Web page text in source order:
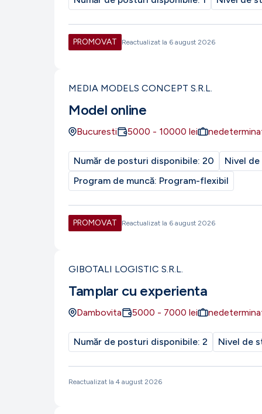
PROMOVAT Reactualizat la 6 august 2026
MEDIA MODELS CONCEPT S.R.L.
Model online
Bucuresti 5000 - 10000 lei
Număr de posturi disponibile: 20 Nivel
Program de muncă: Program-flexibil
PROMOVAT Reactualizat la 6 august 2026
GIBOTALI LOGISTIC S.R.L.
Tamplar cu experienta
Dambovita 5000 - 7000 lei
Număr de posturi disponibile: 2 Nivel de
Reactualizat la 4 august 2026